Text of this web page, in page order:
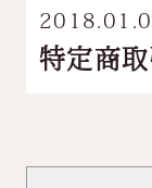
特定商